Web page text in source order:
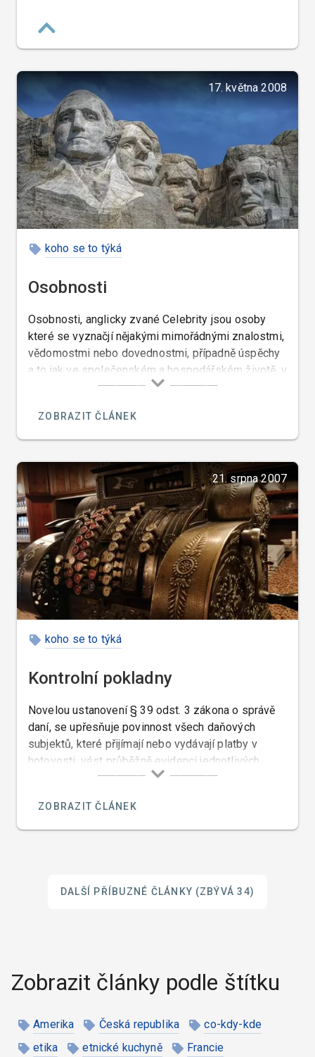
17. května 2008
koho se to týká
Osobnosti
Osobnosti, anglicky zvané Celebrity jsou osoby
které se vyznačjí nějakými mimořádnými znalostmi,
vědomostmi nebo dovednostmi, případně úspěchy
a to jak ve společenském a hospodářském životě, v
byznise, ve sportu, politice, literatuře či umění.
ZOBRAZIT ČLÁNEK
21. srpna 2007
koho se to týká
Kontrolní pokladny
Novelou ustanovení § 39 odst. 3 zákona o správě
daní, se upřesňuje povinnost všech daňových
subjektů, které přijímají nebo vydávají platby v
hotovosti, vést průběžně evidenci jednotlivých
plateb, pokud údaje o těchto platbách slouží jako
povinnosti s tím, že od 1.1.2007 ta část
živnostníků, která provozuje maloobchod a
ZOBRAZIT ČLÁNEK
DALŠÍ PŘÍBUZNÉ ČLÁNKY (ZBÝVÁ 34)
Zobrazit články podle štítku
Amerika Česká republika
co-kdy-kde
etika
etnické kuchyně
Francie